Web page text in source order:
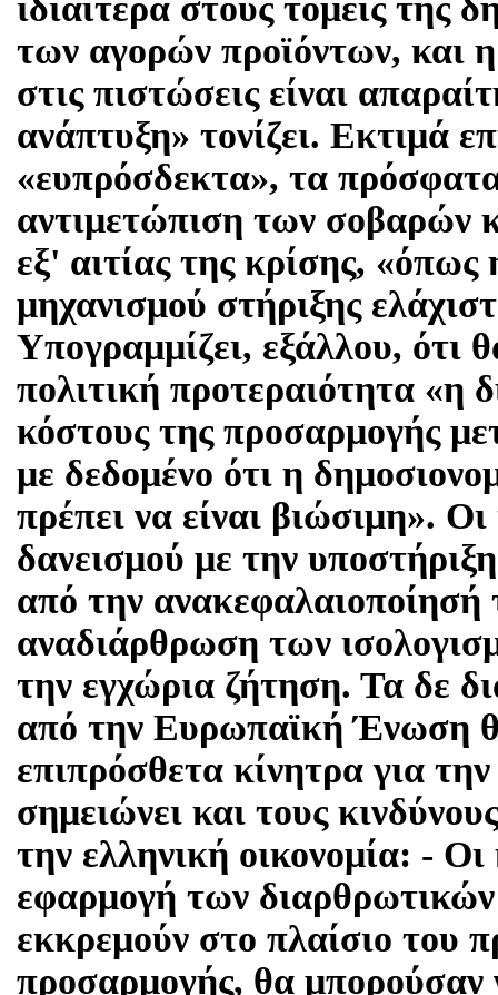
ιδιαίτερα στους τομείς της
των αγορών προϊόντων, και
στις πιστώσεις είναι
ανάπτυξη» τονίζει. Εκτιμά
«ευπρόσδεκτα», τα
αντιμετώπιση των σοβαρών
εξ' αιτίας της κρίσης, «όπως
μηχανισμού στήριξης
Υπογραμμίζει, εξάλλου, ότι
πολιτική προτεραιότητα «η
κόστους της προσαρμογής
με δεδομένο ότι η
πρέπει να είναι βιώσιμη».
δανεισμού με την
από την ανακεφαλαιοποίησή
αναδιάρθρωση των
την εγχώρια ζήτηση. Τα δε
από την Ευρωπαϊκή Ένωση
επιπρόσθετα κίνητρα για
σημειώνει και τους
την ελληνική οικονομία: -
εφαρμογή των
εκκρεμούν στο πλαίσιο του
προσαρμογής, θα μπορούσαν